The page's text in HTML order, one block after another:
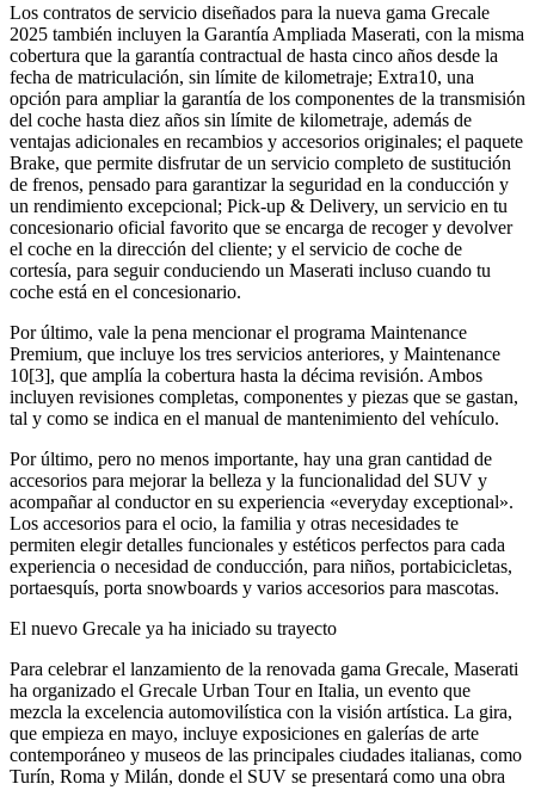
Los contratos de servicio diseñados para la nueva gama Grecale
2025 también incluyen la Garantía Ampliada Maserati, con la misma
cobertura que la garantía contractual de hasta cinco años desde la
fecha de matriculación, sin límite de kilometraje; Extra10, una
opción para ampliar la garantía de los componentes de la transmisión
del coche hasta diez años sin límite de kilometraje, además de
ventajas adicionales en recambios y accesorios originales; el paquete
Brake, que permite disfrutar de un servicio completo de sustitución
de frenos, pensado para garantizar la seguridad en la conducción y
un rendimiento excepcional; Pick-up & Delivery, un servicio en tu
concesionario oficial favorito que se encarga de recoger y devolver
el coche en la dirección del cliente; y el servicio de coche de
cortesía, para seguir conduciendo un Maserati incluso cuando tu
coche está en el concesionario.
Por último, vale la pena mencionar el programa Maintenance
Premium, que incluye los tres servicios anteriores, y Maintenance
10[3], que amplía la cobertura hasta la décima revisión. Ambos
incluyen revisiones completas, componentes y piezas que se gastan,
tal y como se indica en el manual de mantenimiento del vehículo.
Por último, pero no menos importante, hay una gran cantidad de
accesorios para mejorar la belleza y la funcionalidad del SUV y
acompañar al conductor en su experiencia «everyday exceptional».
Los accesorios para el ocio, la familia y otras necesidades te
permiten elegir detalles funcionales y estéticos perfectos para cada
experiencia o necesidad de conducción, para niños, portabicicletas,
portaesquís, porta snowboards y varios accesorios para mascotas.
El nuevo Grecale ya ha iniciado su trayecto
Para celebrar el lanzamiento de la renovada gama Grecale, Maserati
ha organizado el Grecale Urban Tour en Italia, un evento que
mezcla la excelencia automovilística con la visión artística. La gira,
que empieza en mayo, incluye exposiciones en galerías de arte
contemporáneo y museos de las principales ciudades italianas, como
Turín, Roma y Milán, donde el SUV se presentará como una obra